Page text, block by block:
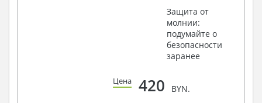
Защита от
молнии:
подумайте о
безопасности
заранее
Цена 420 BYN.